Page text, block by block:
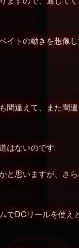
イトの動きを想像
間違えて、また間
はないのです
と思いますが、さ
でDCリールを使え